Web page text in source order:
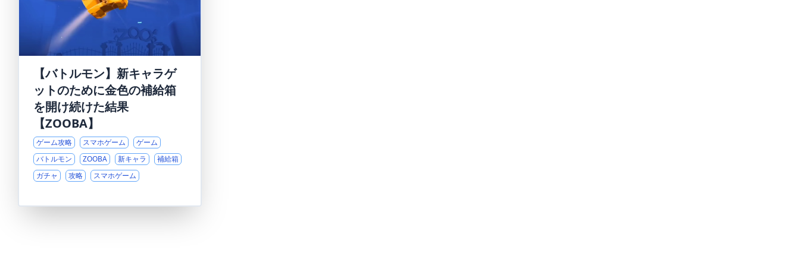
【バトルモン】新キャラゲ
ットのために金色の補給箱
を開け続けた結果
【ZOOBA】
ゲーム攻略 スマホゲーム
ゲーム
バトルモン
ZOOBA 新キャラ
補給箱
ガチャ
攻略 スマホゲーム